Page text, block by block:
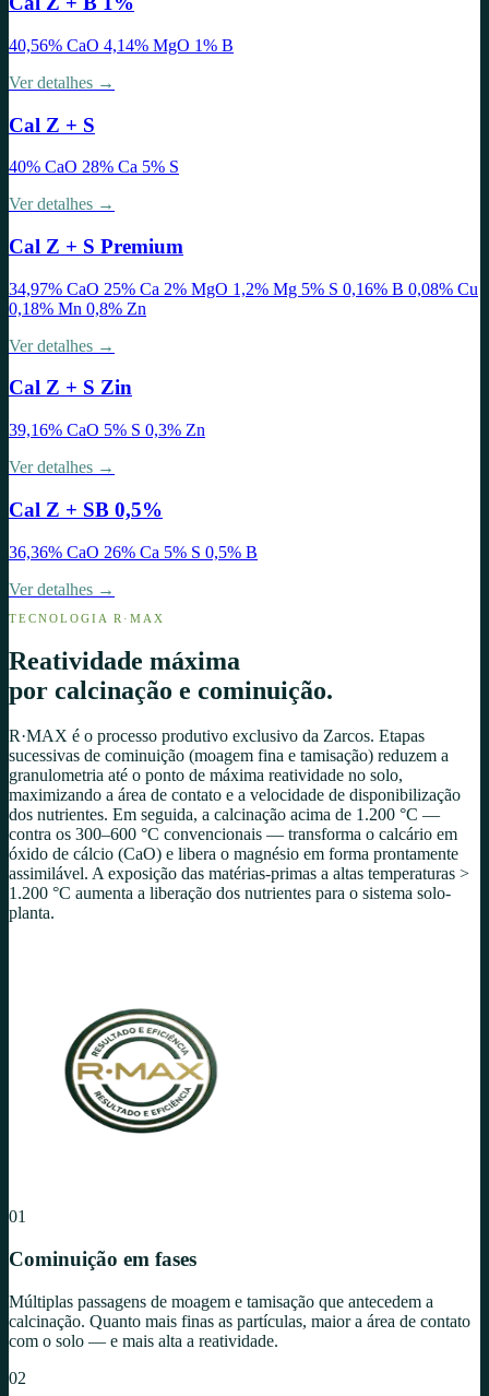
40,56% CaO 4,14% MgO 1% B
Ver detalhes →
Cal Z + S
40% CaO 28% Ca 5% S
Ver detalhes →
Cal Z + S Premium
34,97% CaO 25% Ca 2% MgO 1,2% Mg 5% S 0,16% B 0,08% Cu
0,18% Mn 0,8% Zn
Ver detalhes →
Cal Z + S Zin
39,16% CaO 5% S 0,3% Zn
Ver detalhes →
Cal Z + SB 0,5%
36,36% CaO 26% Ca 5% S 0,5% B
Ver detalhes →
TECNOLOGIA R·MAX
Reatividade máxima
por calcinação e cominuição.
R·MAX é o processo produtivo exclusivo da Zarcos. Etapas
sucessivas de cominuição (moagem fina e tamisação) reduzem a
granulometria até o ponto de máxima reatividade no solo,
maximizando a área de contato e a velocidade de disponibilização
dos nutrientes. Em seguida, a calcinação acima de 1.200 °C —
contra os 300–600 °C convencionais — transforma o calcário em
óxido de cálcio (CaO) e libera o magnésio em forma prontamente
assimilável. A exposição das matérias-primas a altas temperaturas >
1.200 °C aumenta a liberação dos nutrientes para o sistema solo-
planta.
01
Cominuição em fases
Múltiplas passagens de moagem e tamisação que antecedem a
calcinação. Quanto mais finas as partículas, maior a área de contato
com o solo — e mais alta a reatividade.
02